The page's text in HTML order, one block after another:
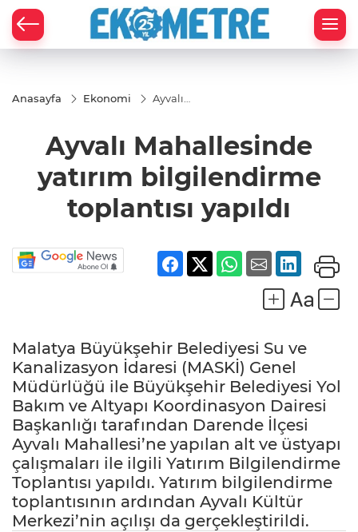
Anasayfa Ekonomi
Ayvalı
bilgilendirme
toplantısı
Ayvalı Mahallesinde
yatırım bilgilendirme
toplantısı yapıldı
Malatya Büyükşehir Belediyesi Su ve
Kanalizasyon İdaresi (MASKİ) Genel
Müdürlüğü ile Büyükşehir Belediyesi Yol
Bakım ve Altyapı Koordinasyon Dairesi
Başkanlığı tarafından Darende İlçesi
Ayvalı Mahallesi’ne yapılan alt ve üstyapı
çalışmaları ile ilgili Yatırım Bilgilendirme
Toplantısı yapıldı. Yatırım bilgilendirme
toplantısının ardından Ayvalı Kültür
Merkezi’nin açılışı da gerçekleştirildi.